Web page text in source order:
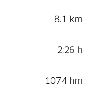
8.1 km
2:26 h
1074 hm